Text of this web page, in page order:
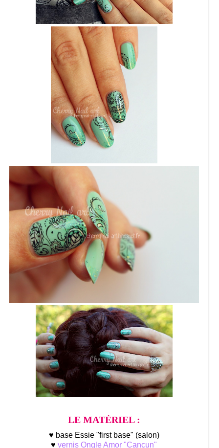
LE MATÉRIEL :
♥ base Essie "first base" (salon)
♥vernis Ongle Amor "Cancun"